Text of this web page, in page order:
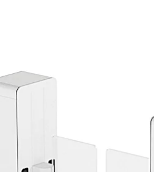
kontroli dostępu. Zastosowana
Argus V60 umożliwia
z głębokością
przestrzeni nowy
miejsca i elegancko integruje